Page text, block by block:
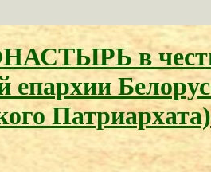
в
Патриархата)